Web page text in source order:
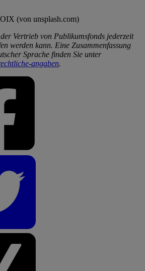
(von unsplash.com)
Vertrieb von Publikumsfonds jederzeit
werden kann. Eine Zusammenfassung
Sprache finden Sie unter
angaben.